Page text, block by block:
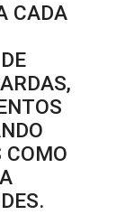
CADA
COMO